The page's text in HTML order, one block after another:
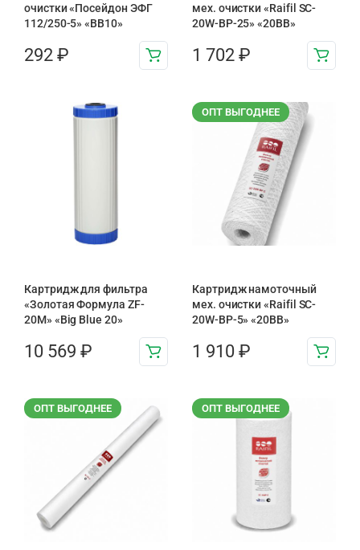
очистки «Посейдон ЭФГ
112/250-5» «ВВ10»
292 ₽
мех. очистки «Raifil SC-
20W-BP-25» «20BB»
1 702 ₽
Картридж для фильтра
«Золотая Формула ZF-
20М» «Big Blue 20»
10 569 ₽
ОПТ ВЫГОДНЕЕ
Картридж намоточный
мех. очистки «Raifil SC-
20W-BP-5» «20BB»
1 910 ₽
ОПТ ВЫГОДНЕЕ ОПТ ВЫГОДНЕЕ